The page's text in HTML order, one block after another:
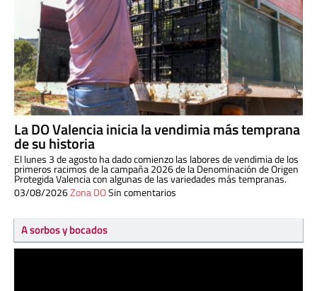
La DO Valencia inicia la vendimia más temprana
de su historia
El lunes 3 de agosto ha dado comienzo las labores de vendimia de los
primeros racimos de la campaña 2026 de la Denominación de Origen
Protegida Valencia con algunas de las variedades más tempranas.
03/08/2026Zona DOSin comentarios
A sorbos y bocados